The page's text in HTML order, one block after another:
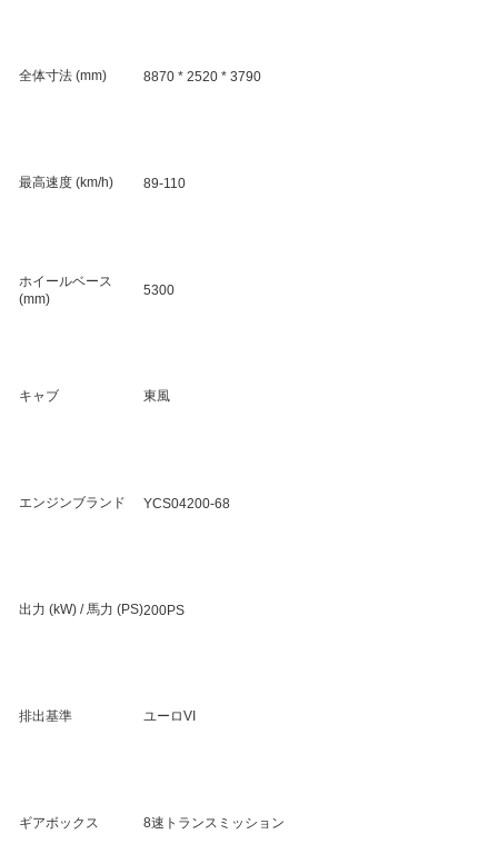
全体寸法 (mm) 8870 * 2520 * 3790
最高速度 (km/h) 89-110
ホイールベース
(mm)
5300
キャブ 東風
エンジンブランド YCS04200-68
出力 (kW) / 馬力 (PS)200PS
排出基準 ユーロVI
ギアボックス 8速トランスミッション